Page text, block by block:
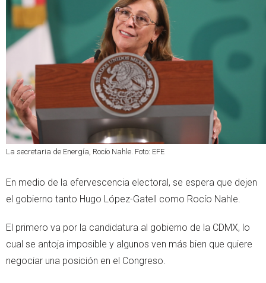
La secretaria de Energía, Rocío Nahle. Foto: EFE
En medio de la efervescencia electoral, se espera que dejen
el gobierno tanto Hugo López-Gatell como Rocío Nahle.
El primero va por la candidatura al gobierno de la CDMX, lo
cual se antoja imposible y algunos ven más bien que quiere
negociar una posición en el Congreso.